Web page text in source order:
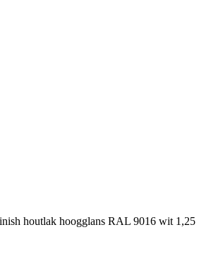
houtlak hoogglans RAL 9016 wit 1,25